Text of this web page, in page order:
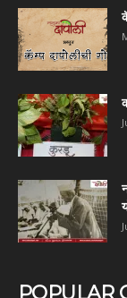
POPULAR